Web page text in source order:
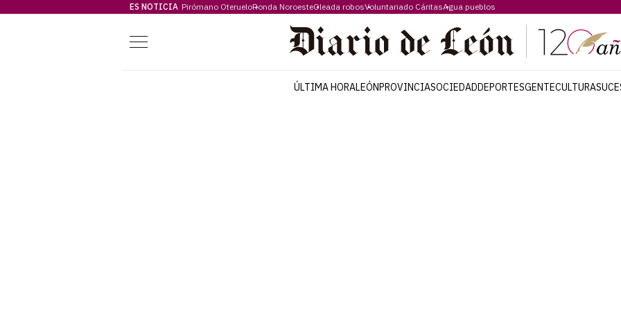
ES NOTICIA Pirómano OterueloRonda NoroesteOleada robosVoluntariado CáritasAgua pueblos
Menú
ÚLTIMA HORALEÓNPROVINCIASOCIEDADDEPORTESGENTECULTURA